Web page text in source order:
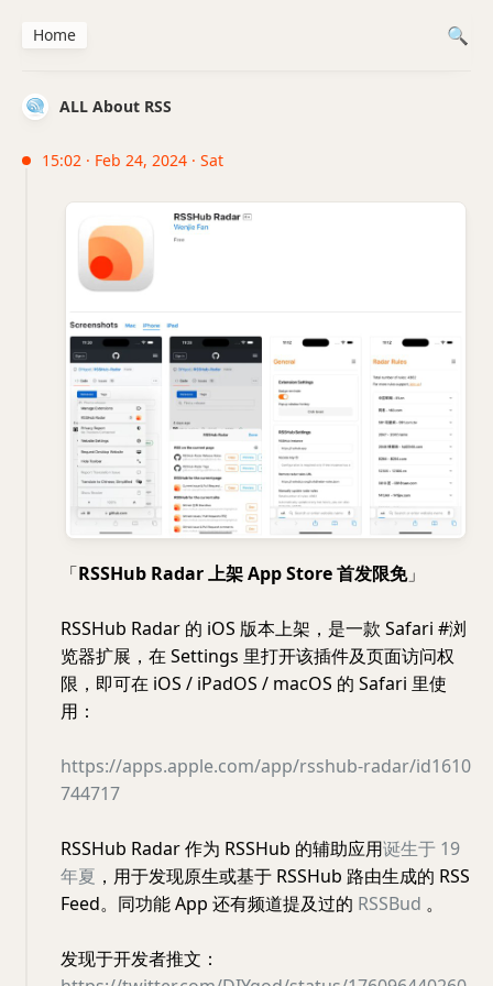
ALL About RSS
15:02 · Feb 24, 2024 · Sat
「RSSHub Radar 上架 App Store 首发限免」
RSSHub Radar 的 iOS 版本上架，是一款 Safari #浏
览器扩展，在 Settings 里打开该插件及页面访问权
限，即可在 iOS / iPadOS / macOS 的 Safari 里使
用：
https://apps.apple.com/app/rsshub-radar/id1610
744717
RSSHub Radar 作为 RSSHub 的辅助应用诞生于 19
年夏 ，用于发现原生或基于 RSSHub 路由生成的 RSS
Feed。同功能 App 还有频道提及过的 RSSBud 。
发现于开发者推文：
Home